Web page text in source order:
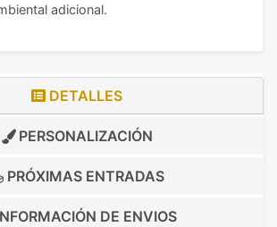
adicional.
DETALLES
PERSONALIZACIÓN
PRÓXIMAS ENTRADAS
DE ENVIOS